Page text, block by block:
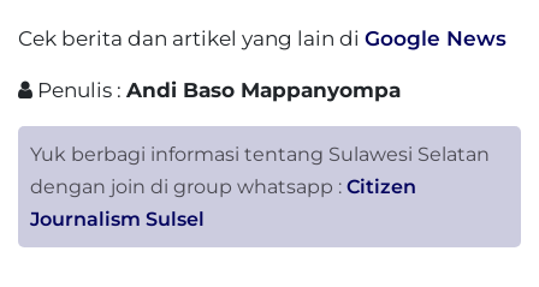
Cek berita dan artikel yang lain di Google News
Penulis : Andi Baso Mappanyompa
Yuk berbagi informasi tentang Sulawesi Selatan
dengan join di group whatsapp : Citizen
Journalism Sulsel